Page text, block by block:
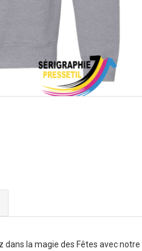
dans la magie des Fêtes avec notre